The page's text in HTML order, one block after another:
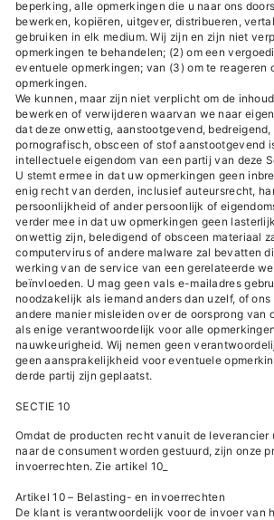
beperking, alle opmerkingen die u naar ons
bewerken, kopiëren, uitgever, distribueren,
gebruiken in elk medium. Wij zijn en zijn niet
opmerkingen te behandelen; (2) om een
eventuele opmerkingen; van (3) om te reageren
opmerkingen.
We kunnen, maar zijn niet verplicht om de
bewerken of verwijderen waarvan we naar
dat deze onwettig, aanstootgevend,
pornografisch, obsceen of stof aanstootgevend
intellectuele eigendom van een partij van deze
U stemt ermee in dat uw opmerkingen geen
enig recht van derden, inclusief auteursrecht,
persoonlijkheid of ander persoonlijk of
verder mee in dat uw opmerkingen geen
onwettig zijn, beledigend of obsceen materiaal
computervirus of andere malware zal bevatten
werking van de service van een gerelateerde
beïnvloeden. U mag geen vals e-mailadres
noodzakelijk als iemand anders dan uzelf, of ons
andere manier misleiden over de oorsprong van
als enige verantwoordelijk voor alle
nauwkeurigheid. Wij nemen geen
geen aansprakelijkheid voor eventuele
derde partij zijn geplaatst.
SECTIE 10
Omdat de producten recht vanuit de leverancier
naar de consument worden gestuurd, zijn onze
invoerrechten. Zie artikel 10_
Artikel 10 – Belasting- en invoerrechten
De klant is verantwoordelijk voor de invoer van